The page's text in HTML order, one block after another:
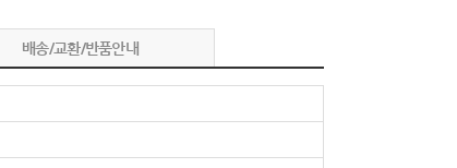
배송/교환/반품안내